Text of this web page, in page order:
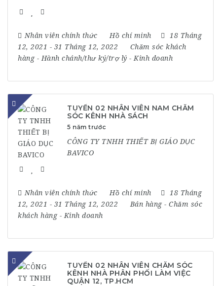
Nhân viên chính thức Hồ chí minh
18 Tháng
12, 2021 - 31 Tháng 12, 2022
Chăm sóc khách
hàng- Hành chánh/thư ký/trợ lý - Kinh doanh
TUYỂN 02 NHÂN VIÊN NAM CHĂM
SÓC KÊNH NHÀ SÁCH
5 năm trước
CÔNG TY TNHH THIẾT BỊ GIÁO DỤC
BAVICO
Nhân viên chính thức Hồ chí minh
18 Tháng
12, 2021 - 31 Tháng 12, 2022 Bán hàng- Chăm sóc
khách hàng- Kinh doanh
TUYỂN 02 NHÂN VIÊN CHĂM SÓC
KÊNH NHÀ PHÂN PHỐI LÀM VIỆC
QUẬN 12, TP.HCM